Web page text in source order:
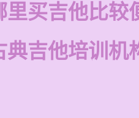
里买吉他比较
典吉他培训机